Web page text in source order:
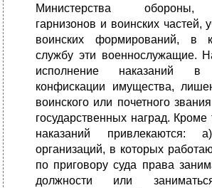
Министерства обороны,
гарнизонов и воинских частей,
воинских формирований, в
службу эти военнослужащие.
исполнение наказаний
конфискации имущества,
воинского или почетного
государственных наград.
наказаний привлекаются:
организаций, в которых
по приговору суда права
должности или